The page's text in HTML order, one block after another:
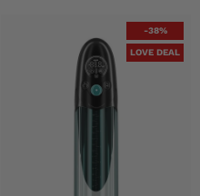
-38%
LOVE DEAL